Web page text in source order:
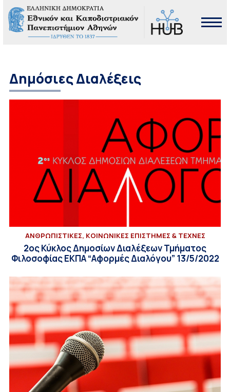
Δημόσιες Διαλέξεις
ΑΝΘΡΩΠΙΣΤΙΚΕΣ, ΚΟΙΝΩΝΙΚΕΣ ΕΠΙΣΤΗΜΕΣ & ΤΕΧΝΕΣ
2ος Κύκλος Δημοσίων Διαλέξεων Τμήματος
Φιλοσοφίας ΕΚΠΑ “Αφορμές Διαλόγου” 13/5/2022